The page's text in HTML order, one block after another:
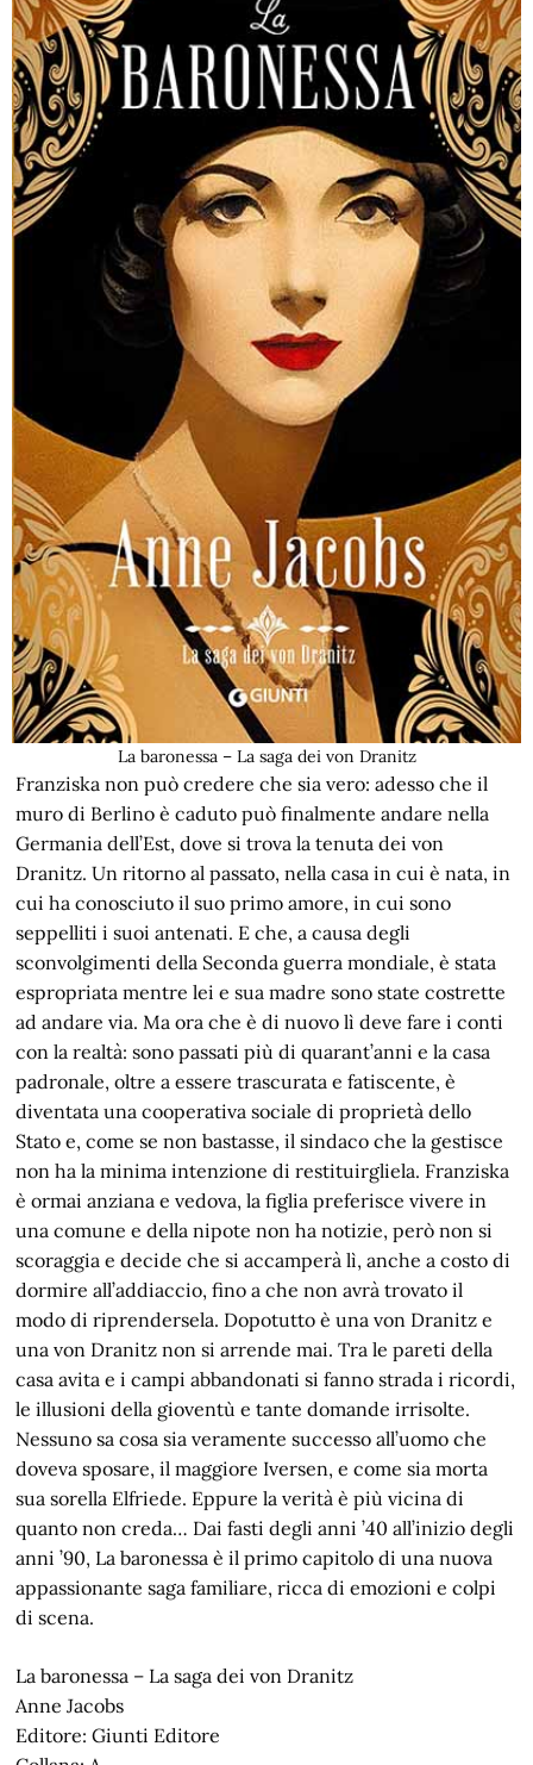
La baronessa – La saga dei von Dranitz
Franziska non può credere che sia vero: adesso che il
muro di Berlino è caduto può finalmente andare nella
Germania dell’Est, dove si trova la tenuta dei von
Dranitz. Un ritorno al passato, nella casa in cui è nata, in
cui ha conosciuto il suo primo amore, in cui sono
seppelliti i suoi antenati. E che, a causa degli
sconvolgimenti della Seconda guerra mondiale, è stata
espropriata mentre lei e sua madre sono state costrette
ad andare via. Ma ora che è di nuovo lì deve fare i conti
con la realtà: sono passati più di quarant’anni e la casa
padronale, oltre a essere trascurata e fatiscente, è
diventata una cooperativa sociale di proprietà dello
Stato e, come se non bastasse, il sindaco che la gestisce
non ha la minima intenzione di restituirgliela. Franziska
è ormai anziana e vedova, la figlia preferisce vivere in
una comune e della nipote non ha notizie, però non si
scoraggia e decide che si accamperà lì, anche a costo di
dormire all’addiaccio, fino a che non avrà trovato il
modo di riprendersela. Dopotutto è una von Dranitz e
una von Dranitz non si arrende mai. Tra le pareti della
casa avita e i campi abbandonati si fanno strada i ricordi,
le illusioni della gioventù e tante domande irrisolte.
Nessuno sa cosa sia veramente successo all’uomo che
doveva sposare, il maggiore Iversen, e come sia morta
sua sorella Elfriede. Eppure la verità è più vicina di
quanto non creda… Dai fasti degli anni ’40 all’inizio degli
anni ’90, La baronessa è il primo capitolo di una nuova
appassionante saga familiare, ricca di emozioni e colpi
di scena.
La baronessa – La saga dei von Dranitz
Anne Jacobs
Editore: Giunti Editore